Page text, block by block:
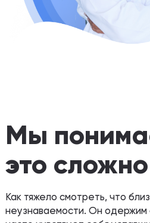
Мы
это сложно
Как тяжело смотреть, что
неузнаваемости. Он